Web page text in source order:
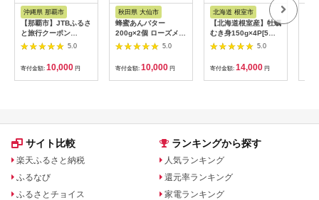
沖縄県 那覇市
【那覇市】JTBふるさ
と旅行クーポン
（3,000円分）有効期
間3年（Eメール発
行）｜旅行 トラベル
予約 国内旅行 JTB 宿
泊 観光 体験 旅行券
人気 おすすめ 旅行ク
ン ネット予約 電話 有
5.0
寄付金額: 10,000 円
秋田県 大仙市
蜂蜜あんバター
200g×2個 ローズメイ
[あんバター はちみ
つ 発酵バター あん
こ 水あめ不使用 秋
田県 大仙市]
5.0
寄付金額: 10,000 円
納税
北海道 根室市
【北海道根室産】牡蠣
むき身150g×4P[5月
下旬以降発送] A-
5.0
寄付金額: 14,000 円
サイト比較
楽天ふるさと納税
ふるなび
ふるさとチョイス
ランキングから探す
人気ランキング
還元率ランキング
家電ランキング